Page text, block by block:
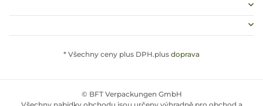
* Všechny ceny plus DPH.plus doprava
© BFT Verpackungen GmbH